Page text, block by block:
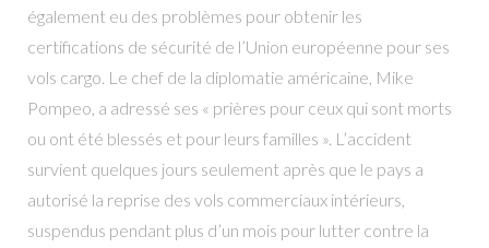
également eu des problèmes pour obtenir les
certifications de sécurité de l’Union européenne pour ses
vols cargo. Le chef de la diplomatie américaine, Mike
Pompeo, a adressé ses « prières pour ceux qui sont morts
ou ont été blessés et pour leurs familles ». L’accident
survient quelques jours seulement après que le pays a
autorisé la reprise des vols commerciaux intérieurs,
suspendus pendant plus d’un mois pour lutter contre la